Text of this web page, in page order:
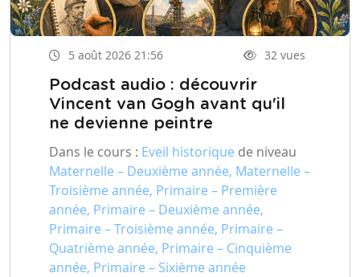
5 août 2026 21:56 32 vues
Podcast audio : découvrir
Vincent van Gogh avant qu'il
ne devienne peintre
Dans le cours : Eveil historique de niveau
Maternelle – Deuxième année, Maternelle –
Troisième année, Primaire – Première
année, Primaire – Deuxième année,
Primaire – Troisième année, Primaire –
Quatrième année, Primaire – Cinquième
année, Primaire – Sixième année